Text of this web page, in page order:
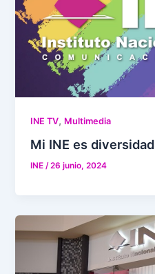
INE TV, Multimedia
Mi INE es diversidad
INE/26 junio, 2024